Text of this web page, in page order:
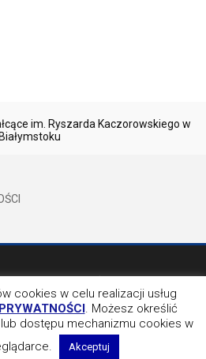
NAS NA
cookies w celu realizacji usług
. Możesz określić
dostępu mechanizmu cookies w
Akceptuj